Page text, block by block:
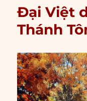
Đại Việt
Thánh